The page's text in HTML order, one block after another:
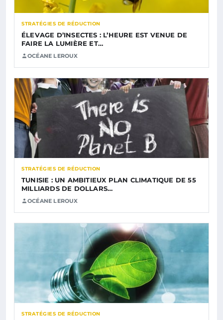
STRATÉGIES DE RÉDUCTION
ÉLEVAGE D’INSECTES : L’HEURE EST VENUE DE
FAIRE LA LUMIÈRE ET…
OCÉANE LEROUX
STRATÉGIES DE RÉDUCTION
TUNISIE : UN AMBITIEUX PLAN CLIMATIQUE DE 55
MILLIARDS DE DOLLARS…
OCÉANE LEROUX
STRATÉGIES DE RÉDUCTION